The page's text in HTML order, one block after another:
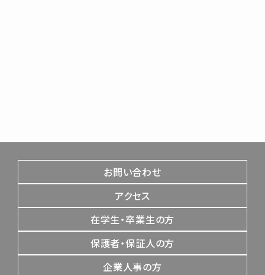
お問い合わせ
アクセス
在学生・卒業生の方
保護者・保証人の方
企業人事の方